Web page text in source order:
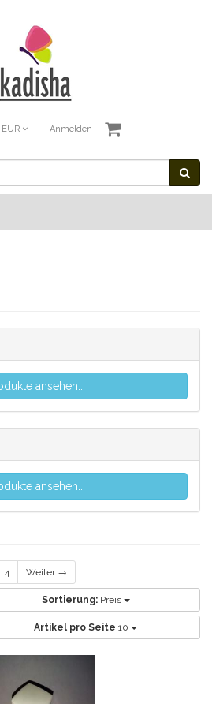
EUR Anmelden
ansehen...
ansehen...
4 Weiter →
Sortierung: Preis
Artikel pro Seite 10